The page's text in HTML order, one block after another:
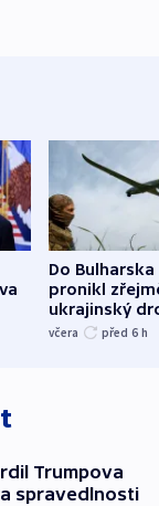
Do Bulharska
pronikl
ukrajinský
explodoval
včera před 6 h
Trumpova
spravedlnosti